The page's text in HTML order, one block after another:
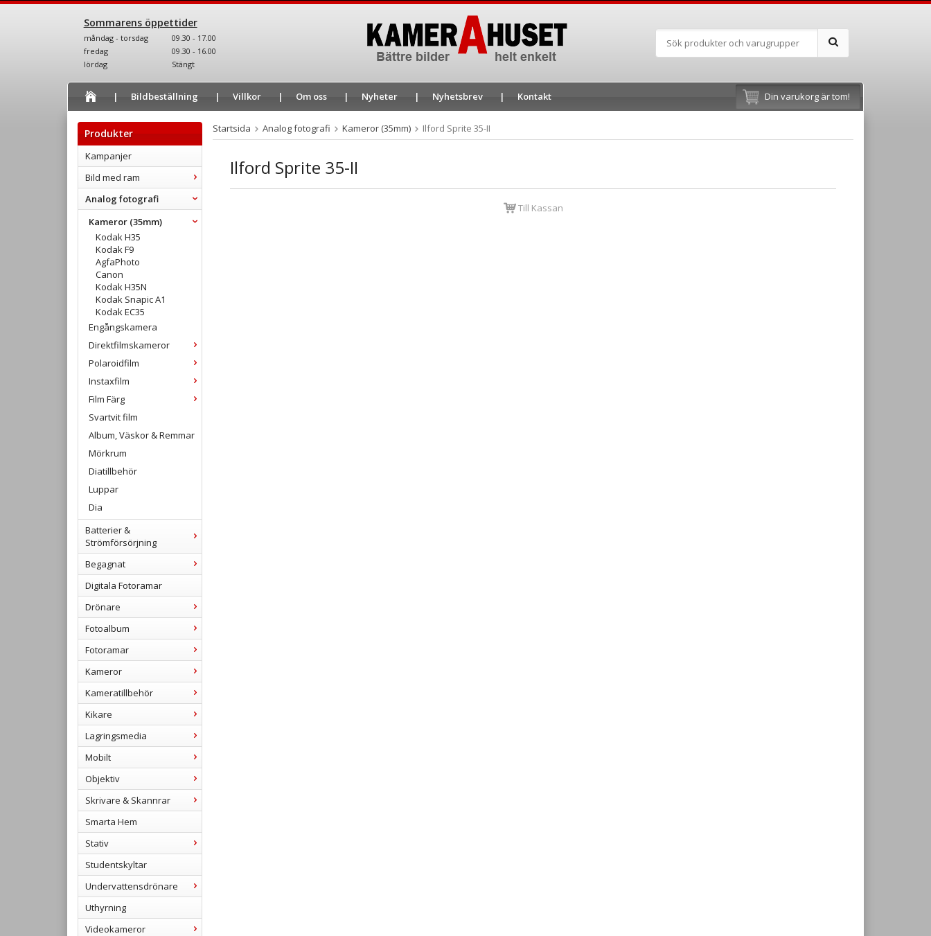
Sommarens öppettider
måndag - torsdag
09.30 - 17.00
fredag
09.30 - 16.00
lördag
Stängt
Bildbeställning Villkor Om oss Nyheter Nyhetsbrev Kontakt Din varukorg är tom!
Produkter
Kampanjer
Bild med ram
Analog fotografi
Kameror (35mm)
Kodak H35
Kodak F9
AgfaPhoto
Canon
Kodak H35N
Kodak Snapic A1
Kodak EC35
Engångskamera
Direktfilmskameror
Polaroidfilm
Instaxfilm
Film Färg
Svartvit film
Album, Väskor & Remmar
Mörkrum
Diatillbehör
Luppar
Dia
Batterier &
Strömförsörjning
Begagnat
Digitala Fotoramar
Drönare
Fotoalbum
Fotoramar
Kameror
Kameratillbehör
Kikare
Lagringsmedia
Mobilt
Objektiv
Skrivare & Skannrar
Smarta Hem
Stativ
Studentskyltar
Undervattensdrönare
Uthyrning
Videokameror
Startsida Analog fotografi Kameror (35mm) Ilford Sprite 35-II
Ilford Sprite 35-II
Till Kassan